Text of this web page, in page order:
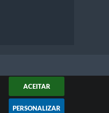
ACEITAR
PERSONALIZAR